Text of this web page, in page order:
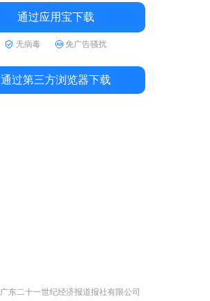
通过应用宝下载
无病毒 免广告骚扰
通过第三方浏览器下载
东二十一世纪经济报道报社有限公司